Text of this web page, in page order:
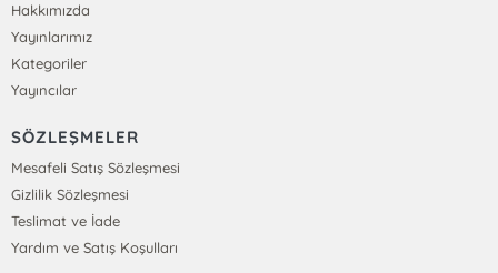
Hakkımızda
Yayınlarımız
Kategoriler
Yayıncılar
SÖZLEŞMELER
Mesafeli Satış Sözleşmesi
Gizlilik Sözleşmesi
Teslimat ve İade
Yardım ve Satış Koşulları